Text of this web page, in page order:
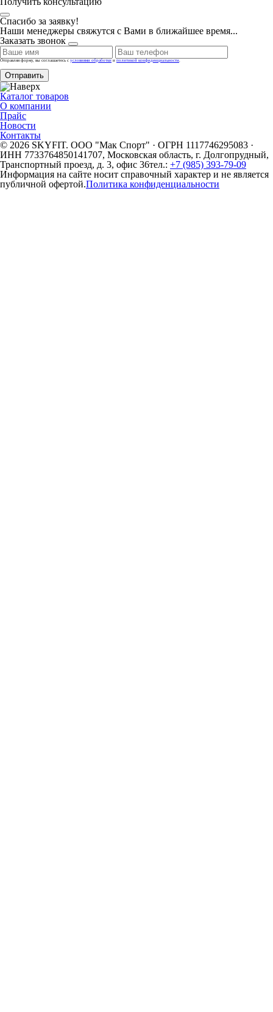
Спасибо за заявку!
Наши менеджеры свяжутся с Вами в ближайшее время...
Заказать звонок
Отправляя форму, вы соглашаетесь с условиями обработки и политикой конфиденциальности.
Отправить
Каталог товаров
О компании
Прайс
Новости
Контакты
© 2026 SKYFIT. ООО "Мак Спорт" · ОГРН 1117746295083 ·
ИНН 7733764850141707, Московская область, г. Долгопрудный,
Транспортный проезд, д. 3, офис 36тел.: +7 (985) 393-79-09
Информация на сайте носит справочный характер и не является
публичной офертой.Политика конфиденциальности